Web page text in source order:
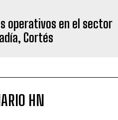
operativos en el sector
Cortés
HN